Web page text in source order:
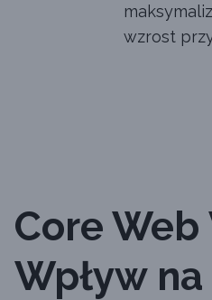
wzrost
Core Web
Wpływ na